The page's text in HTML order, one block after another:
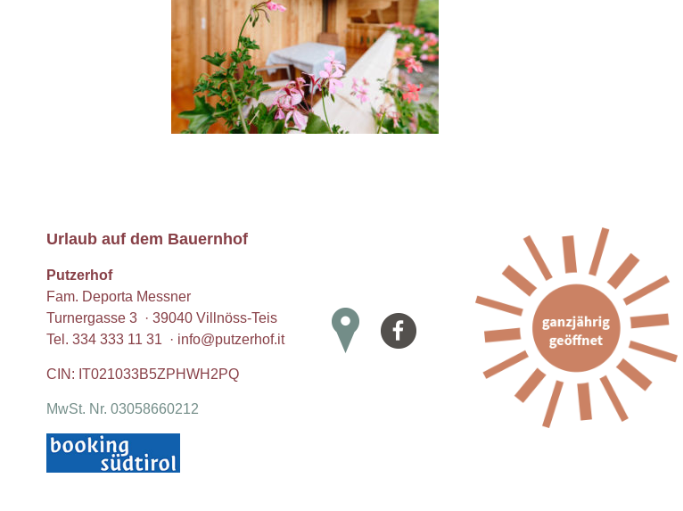
Urlaub auf dem Bauernhof
Putzerhof
Fam. Deporta Messner
Turnergasse 3 · 39040 Villnöss-Teis
Tel. 334 333 11 31 · info@putzerhof.it
CIN: IT021033B5ZPHWH2PQ
MwSt. Nr. 03058660212